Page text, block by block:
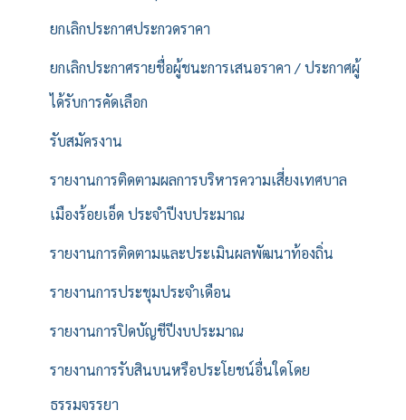
ยกเลิกประกาศประกวดราคา
ยกเลิกประกาศรายชื่อผู้ชนะการเสนอราคา / ประกาศผู้
ได้รับการคัดเลือก
รับสมัครงาน
รายงานการติดตามผลการบริหารความเสี่ยงเทศบาล
เมืองร้อยเอ็ด ประจำปีงบประมาณ
รายงานการติดตามและประเมินผลพัฒนาท้องถิ่น
รายงานการประชุมประจำเดือน
รายงานการปิดบัญชีปีงบประมาณ
รายงานการรับสินบนหรือประโยชน์อื่นใดโดย
ธรรมจรรยา